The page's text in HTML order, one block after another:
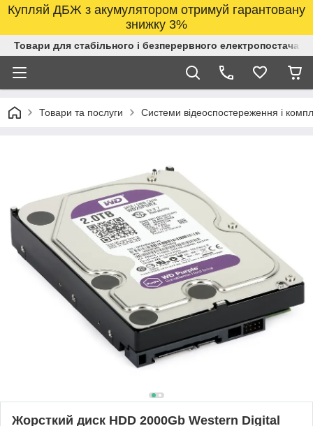
Купляй ДБЖ з акумулятором отримуй гарантовану
знижку 3%
Товари для стабільного і безперервного
Товари та послуги Системи відеоспостереження і
Жорсткий диск HDD 2000Gb Western Digital